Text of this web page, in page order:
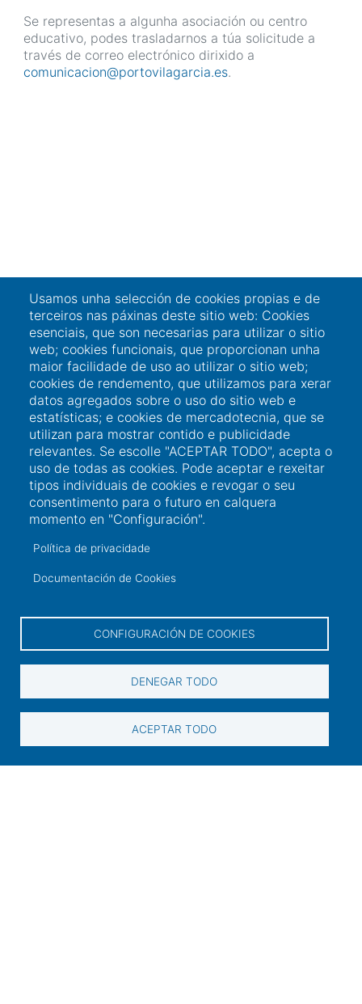
Se representas a algunha asociación ou centro
educativo, podes trasladarnos a túa solicitude a
través de correo electrónico dirixido a
comunicacion@portovilagarcia.es.
Información de contacto
Ligazóns de interese
Acceso a usuario
Sede Electrónica
Perfil do contratante
Contacto
Usamos unha selección de cookies propias e de
terceiros nas páxinas deste sitio web: Cookies
esenciais, que son necesarias para utilizar o sitio
web; cookies funcionais, que proporcionan unha
maior facilidade de uso ao utilizar o sitio web;
cookies de rendemento, que utilizamos para xerar
datos agregados sobre o uso do sitio web e
estatísticas; e cookies de mercadotecnia, que se
utilizan para mostrar contido e publicidade
relevantes. Se escolle "ACEPTAR TODO", acepta o
uso de todas as cookies. Pode aceptar e rexeitar
tipos individuais de cookies e revogar o seu
consentimento para o futuro en calquera
momento en "Configuración".
Política de privacidade
Documentación de Cookies
CONFIGURACIÓN DE COOKIES
DENEGAR TODO
ACEPTAR TODO